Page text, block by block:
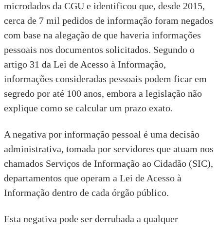
microdados da CGU e identificou que, desde 2015,
cerca de 7 mil pedidos de informação foram negados
com base na alegação de que haveria informações
pessoais nos documentos solicitados. Segundo o
artigo 31 da Lei de Acesso à Informação,
informações consideradas pessoais podem ficar em
segredo por até 100 anos, embora a legislação não
explique como se calcular um prazo exato.
A negativa por informação pessoal é uma decisão
administrativa, tomada por servidores que atuam nos
chamados Serviços de Informação ao Cidadão (SIC),
departamentos que operam a Lei de Acesso à
Informação dentro de cada órgão público.
Esta negativa pode ser derrubada a qualquer